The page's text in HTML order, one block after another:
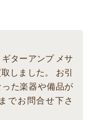
ターアンプ メサ
しました。 お引
た楽器や備品が
でお問合せ下さ